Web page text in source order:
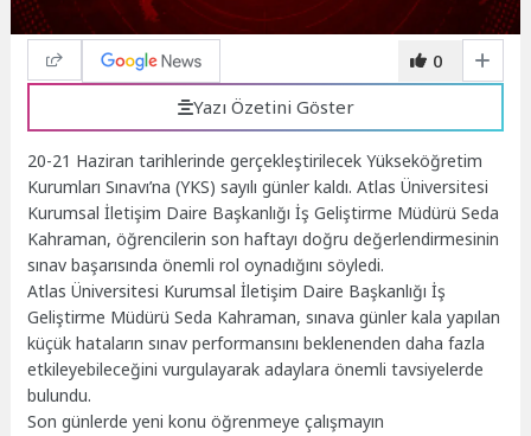
0
Yazı Özetini Göster
20-21 Haziran tarihlerinde gerçekleştirilecek Yükseköğretim
Kurumları Sınavı’na (YKS) sayılı günler kaldı. Atlas Üniversitesi
Kurumsal İletişim Daire Başkanlığı İş Geliştirme Müdürü Seda
Kahraman, öğrencilerin son haftayı doğru değerlendirmesinin
sınav başarısında önemli rol oynadığını söyledi.
Atlas Üniversitesi Kurumsal İletişim Daire Başkanlığı İş
Geliştirme Müdürü Seda Kahraman, sınava günler kala yapılan
küçük hataların sınav performansını beklenenden daha fazla
etkileyebileceğini vurgulayarak adaylara önemli tavsiyelerde
bulundu.
Son günlerde yeni konu öğrenmeye çalışmayın